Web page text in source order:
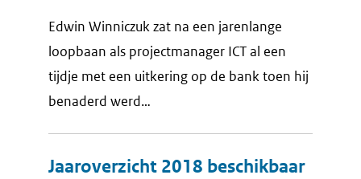
Edwin Winniczuk zat na een jarenlange
loopbaan als projectmanager ICT al een
tijdje met een uitkering op de bank toen hij
benaderd werd…
Jaaroverzicht 2018 beschikbaar